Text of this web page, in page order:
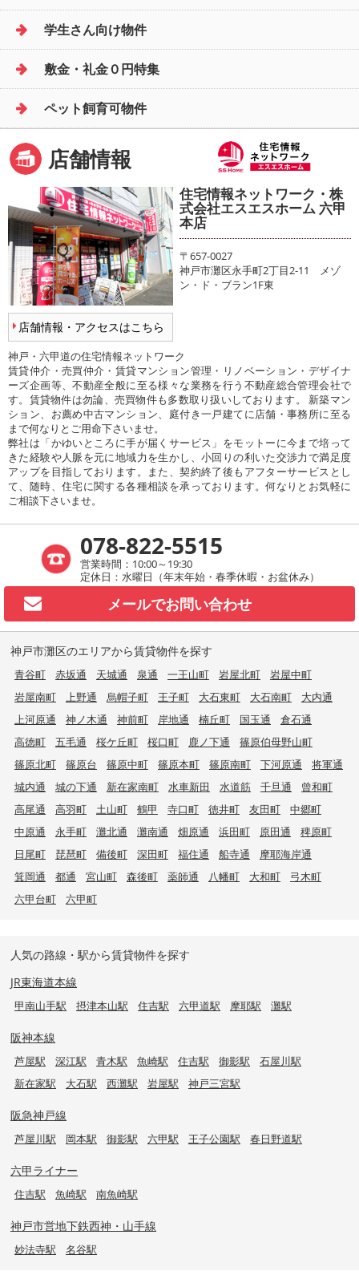
学生さん向け物件
敷金・礼金０円特集
ペット飼育可物件
店舗情報
店舗情報・アクセスはこちら
住宅情報ネットワーク・株
式会社エスエスホーム 六甲
本店
〒657-0027
神戸市灘区永手町2丁目2-11 メゾ
ン・ド・ブラン1F東
神戸・六甲道の住宅情報ネットワーク
賃貸仲介・売買仲介・賃貸マンション管理・リノベーション・デザイナ
ーズ企画等、不動産全般に至る様々な業務を行う不動産総合管理会社で
す。賃貸物件は勿論、売買物件も多数取り扱いしております。 新築マン
ション、お薦め中古マンション、庭付き一戸建てに店舗・事務所に至る
まで何なりとご用命下さいませ。
弊社は「かゆいところに手が届くサービス」をモットーに今まで培って
きた経験や人脈を元に地域力を生かし、小回りの利いた交渉力で満足度
アップを目指しております。また、契約終了後もアフターサービスとし
て、随時、住宅に関する各種相談を承っております。何なりとお気軽に
ご相談下さいませ。
078-822-5515
営業時間：10:00～19:30
定休日：水曜日（年末年始・春季休暇・お盆休み）
メールでお問い合わせ
神戸市灘区のエリアから賃貸物件を探す
青谷町 赤坂通 天城通 泉通 一王山町 岩屋北町
岩屋中町
岩屋南町
上野通 烏帽子町 王子町 大石東町 大石南町
大内通
上河原通
神ノ木通 神前町 岸地通 楠丘町 国玉通
倉石通
高徳町
五毛通 桜ケ丘町 桜口町 鹿ノ下通
篠原伯母野山町
篠原北町
篠原台 篠原中町 篠原本町 篠原南町 下河原通
将軍通
城内通
城の下通 新在家南町 水車新田 水道筋 千旦通
曾和町
高尾通
高羽町 土山町 鶴甲 寺口町 徳井町 友田町
中郷町
中原通
永手町 灘北通 灘南通 畑原通 浜田町 原田通
稗原町
日尾町
琵琶町 備後町 深田町 福住通 船寺通
摩耶海岸通
箕岡通
都通 宮山町 森後町 薬師通 八幡町 大和町
弓木町
六甲台町
六甲町
人気の路線・駅から賃貸物件を探す
JR東海道本線
甲南山手駅 摂津本山駅 住吉駅 六甲道駅 摩耶駅 灘駅
阪神本線
芦屋駅 深江駅 青木駅 魚崎駅 住吉駅 御影駅
石屋川駅
新在家駅
大石駅 西灘駅 岩屋駅 神戸三宮駅
阪急神戸線
芦屋川駅 岡本駅 御影駅 六甲駅 王子公園駅 春日野道駅
六甲ライナー
住吉駅 魚崎駅 南魚崎駅
神戸市営地下鉄西神・山手線
妙法寺駅 名谷駅